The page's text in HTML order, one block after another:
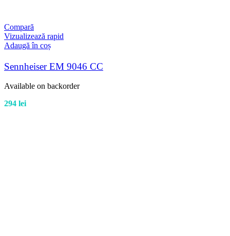
Compară
Vizualizează rapid
Adaugă în coș
Sennheiser EM 9046 CC
Available on backorder
294 lei